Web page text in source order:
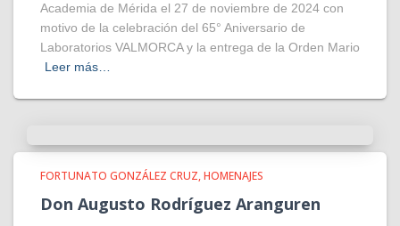
Academia de Mérida el 27 de noviembre de 2024 con
motivo de la celebración del 65° Aniversario de
Laboratorios VALMORCA y la entrega de la Orden Mario
Leer más…
FORTUNATO GONZÁLEZ CRUZ HOMENAJES
Don Augusto Rodríguez Aranguren